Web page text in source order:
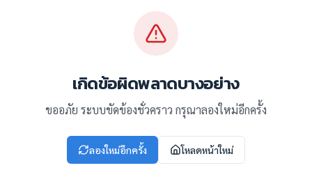
เกิดข้อผิดพลาดบางอย่าง
ขออภัย ระบบขัดข้องชั่วคราว กรุณาลองใหม่อีกครั้ง
ลองใหม่อีกครั้ง โหลดหน้าใหม่